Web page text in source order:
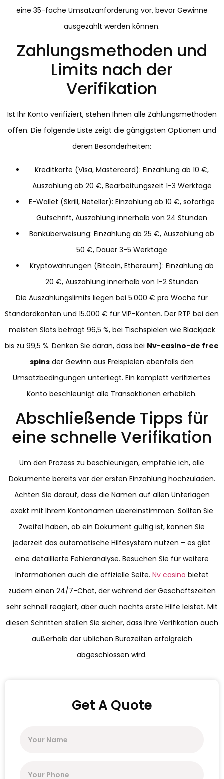
eine 35-fache Umsatzanforderung vor, bevor Gewinne
ausgezahlt werden können.
Zahlungsmethoden und
Limits nach der
Verifikation
Ist Ihr Konto verifiziert, stehen Ihnen alle Zahlungsmethoden
offen. Die folgende Liste zeigt die gängigsten Optionen und
deren Besonderheiten:
Kreditkarte (Visa, Mastercard): Einzahlung ab 10 €,
Auszahlung ab 20 €, Bearbeitungszeit 1-3 Werktage
E-Wallet (Skrill, Neteller): Einzahlung ab 10 €, sofortige
Gutschrift, Auszahlung innerhalb von 24 Stunden
Banküberweisung: Einzahlung ab 25 €, Auszahlung ab
50 €, Dauer 3-5 Werktage
Kryptowährungen (Bitcoin, Ethereum): Einzahlung ab
20 €, Auszahlung innerhalb von 1-2 Stunden
Die Auszahlungslimits liegen bei 5.000 € pro Woche für
Standardkonten und 15.000 € für VIP-Konten. Der RTP bei den
meisten Slots beträgt 96,5 %, bei Tischspielen wie Blackjack
bis zu 99,5 %. Denken Sie daran, dass bei Nv-casino-de free
spins der Gewinn aus Freispielen ebenfalls den
Umsatzbedingungen unterliegt. Ein komplett verifiziertes
Konto beschleunigt alle Transaktionen erheblich.
Abschließende Tipps für
eine schnelle Verifikation
Um den Prozess zu beschleunigen, empfehle ich, alle
Dokumente bereits vor der ersten Einzahlung hochzuladen.
Achten Sie darauf, dass die Namen auf allen Unterlagen
exakt mit Ihrem Kontonamen übereinstimmen. Sollten Sie
Zweifel haben, ob ein Dokument gültig ist, können Sie
jederzeit das automatische Hilfesystem nutzen – es gibt
eine detaillierte Fehleranalyse. Besuchen Sie für weitere
Informationen auch die offizielle Seite. Nv casino bietet
zudem einen 24/7-Chat, der während der Geschäftszeiten
sehr schnell reagiert, aber auch nachts erste Hilfe leistet. Mit
diesen Schritten stellen Sie sicher, dass Ihre Verifikation auch
außerhalb der üblichen Bürozeiten erfolgreich
abgeschlossen wird.
Get A Quote